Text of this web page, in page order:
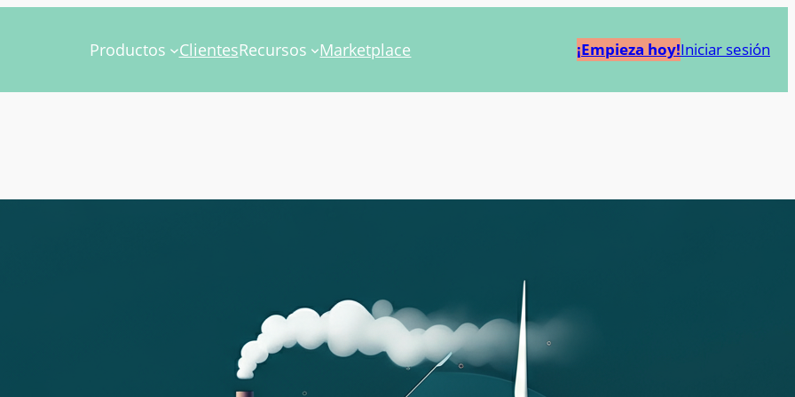
Productos ClientesRecursos Marketplace ¡Empieza hoy!Iniciar sesión